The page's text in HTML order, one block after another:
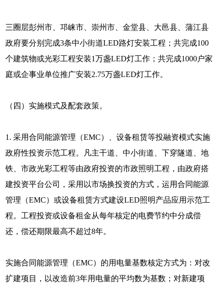
三圈层彭州市、邛崃市、崇州市、金堂县、大邑县、蒲江县
政府要分别完成3条中小街道LED路灯安装工程；共完成100
个建筑物或光彩工程安装1万盏LED灯工作；共完成1000户家
庭或企事业单位推广安装2.75万盏LED灯工作。
（四）实施模式及配套政策。
1. 采用合同能源管理（EMC）、设备租赁等投融资模式实施
政府性投资示范工程。凡主干道、中小街道、下穿隧道、地
铁、市政光彩工程等由政府投资的市政照明工程，由政府搭
建投资平台公司，采用以市场换投资的方式，运用合同能源
管理（EMC）或设备租赁方式建设LED照明产品应用示范工
程。工程投资或设备租金从每年核定的电费节约中分成偿
还，偿还期限最高不超过8年。
实施合同能源管理（EMC）的用电量基数核定方式为：对改
扩建项目，以改造前3年用电量的平均数为基数；对新建项